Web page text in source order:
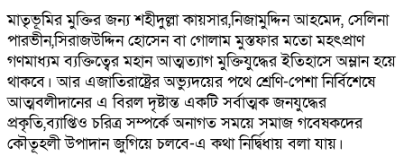
মাতৃভূমির মুক্তির জন্য শহীদুল্লা কায়সার,নিজামুদ্দিন আহমেদ, সেলিনা
পারভীন,সিরাজউদ্দিন হোসেন বা গোলাম মুস্তফার মতো মহৎপ্রাণ
গণমাধ্যম ব্যক্তিত্বের মহান আত্মত্যাগ মুক্তিযুদ্ধের ইতিহাসে অম্লান হয়ে
থাকবে। আর এজাতিরাষ্ট্রের অভ্যুদয়ের পথে শ্রেণি-পেশা নির্বিশেষে
আত্মবলীদানের এ বিরল দৃষ্টান্ত একটি সর্বাত্মক জনযুদ্ধের
প্রকৃতি,ব্যাপ্তিও চরিত্র সম্পর্কে অনাগত সময়ে সমাজ গবেষকদের
কৌতূহলী উপাদান জুগিয়ে চলবে-এ কথা নির্দ্বিধায় বলা যায়।